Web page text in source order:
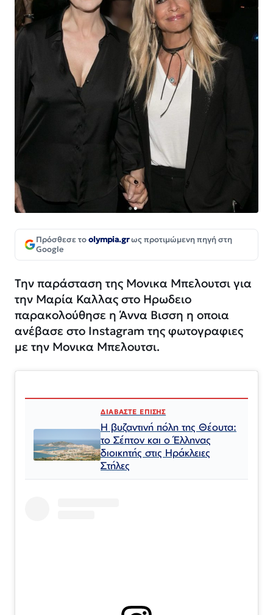
Πρόσθεσε τοolympia.grως προτιμώμενη πηγή στη
Google
Την παράσταση της Μονικα Μπελουτσι για
την Μαρία Καλλας στο Ηρωδειο
παρακολούθησε η Άννα Βισση η οποια
ανέβασε στο Instagram της φωτογραφιες
με την Μονικα Μπελουτσι.
ΔΙΑΒΑΣΤΕ ΕΠΙΣΗΣ
Η βυζαντινή πόλη της Θέουτα:
το Σέπτον και ο Έλληνας
διοικητής στις Ηράκλειες
Στήλες